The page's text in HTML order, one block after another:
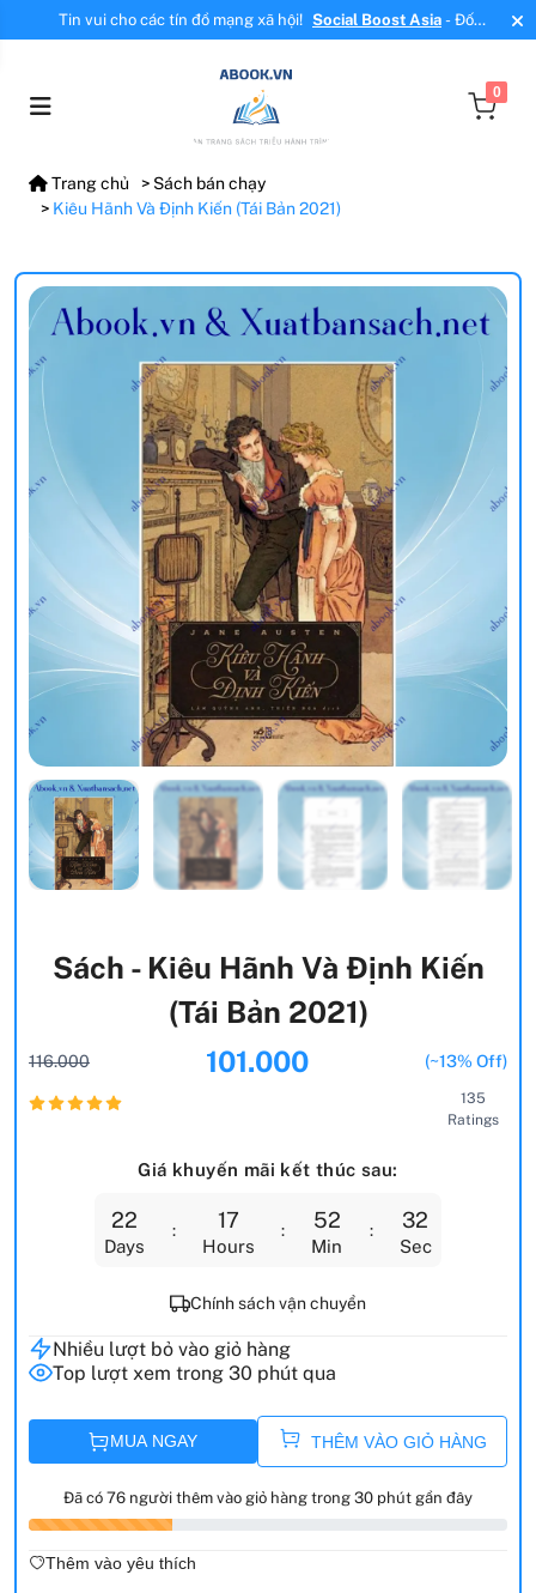
Tin vui cho các tín đồ mạng xã hội! Social Boost Asia- Đối
tác mới, cung cấp dịch vụ tăng tương tác, tăng follow uy tín!
0
Trang chủ
Sách bán chạy
Kiêu Hãnh Và Định Kiến (Tái Bản 2021)
Sách - Kiêu Hãnh Và Định Kiến
(Tái Bản 2021)
116.000 101.000 (~13% Off)
135
Ratings
Giá khuyến mãi kết thúc sau:
22
Days
17
Hours
52
Min
31
Sec
Chính sách vận chuyển
Nhiều lượt bỏ vào giỏ hàng
Top lượt xem trong 30 phút qua
MUA NGAY THÊM VÀO GIỎ HÀNG
Đã có 76 người thêm vào giỏ hàng trong 30 phút gần đây
Thêm vào yêu thích